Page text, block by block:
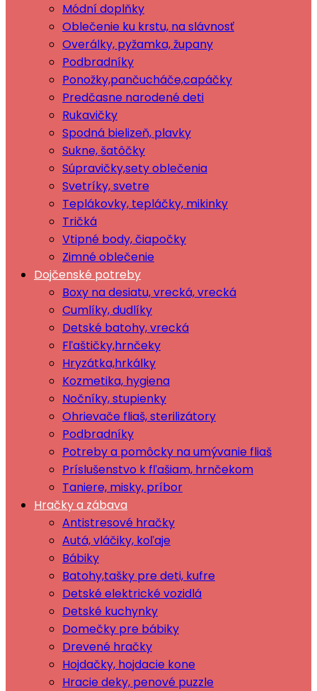
Módní doplňky
Oblečenie ku krstu, na slávnosť
Overálky, pyžamka, župany
Podbradníky
Ponožky,pančucháče,capáčky
Predčasne narodené deti
Rukavičky
Spodná bielizeň, plavky
Sukne, šatôčky
Súpravičky,sety oblečenia
Svetríky, svetre
Teplákovky, tepláčky, mikinky
Tričká
Vtipné body, čiapočky
Zimné oblečenie
Dojčenské potreby
Boxy na desiatu, vrecká, vrecká
Cumlíky, dudlíky
Detské batohy, vrecká
Fľaštičky,hrnčeky
Hryzátka,hrkálky
Kozmetika, hygiena
Nočníky, stupienky
Ohrievače fliaš, sterilizátory
Podbradníky
Potreby a pomôcky na umývanie fliaš
Príslušenstvo k fľašiam, hrnčekom
Taniere, misky, príbor
Hračky a zábava
Antistresové hračky
Autá, vláčiky, koľaje
Bábiky
Batohy,tašky pre deti, kufre
Detské elektrické vozidlá
Detské kuchynky
Domečky pre bábiky
Drevené hračky
Hojdačky, hojdacie kone
Hracie deky, penové puzzle